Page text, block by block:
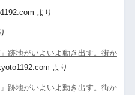
より
跡地がいよいよ動き出す。街か
より
跡地がいよいよ動き出す。街か